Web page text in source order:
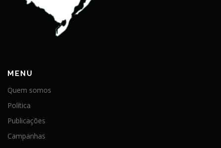
MENU
Quem somos
Política
Publicações
Campanhas